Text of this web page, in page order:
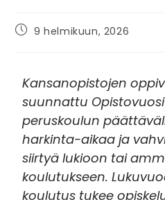
9 helmikuun, 2026
Kansanopistojen
suunnattu
peruskoulun
harkinta-aikaa ja
siirtyä lukioon tai
koulutukseen.
koulutus tukee